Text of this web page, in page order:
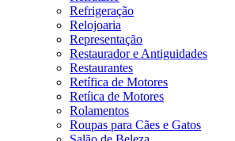
Refrigeração
Relojoaria
Representação
Restaurador e Antiguidades
Restaurantes
Retífica de Motores
Retíica de Motores
Rolamentos
Roupas para Cães e Gatos